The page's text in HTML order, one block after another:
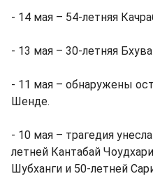
- 14 мая – 54-летняя
- 13 мая – 30-летняя
- 11 мая – обнаружены
Шенде.
- 10 мая – трагедия
летней Кантабай
Шубханги и 50-летней